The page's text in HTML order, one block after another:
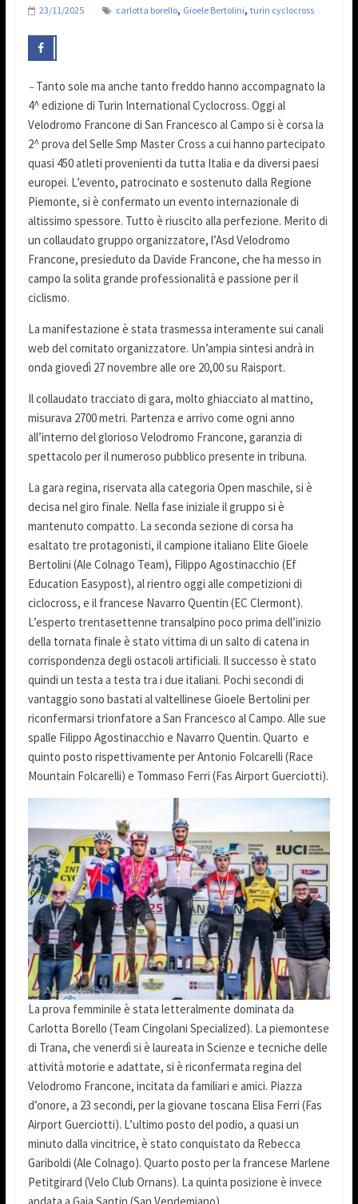
23/11/2025 carlotta borello, Gioele Bertolini, turin cyclocross
–Tanto sole ma anche tanto freddo hanno accompagnato la
4^ edizione di Turin International Cyclocross. Oggi al
Velodromo Francone di San Francesco al Campo si è corsa la
2^ prova del Selle Smp Master Cross a cui hanno partecipato
quasi 450 atleti provenienti da tutta Italia e da diversi paesi
europei. L’evento, patrocinato e sostenuto dalla Regione
Piemonte, si è confermato un evento internazionale di
altissimo spessore. Tutto è riuscito alla perfezione. Merito di
un collaudato gruppo organizzatore, l’Asd Velodromo
Francone, presieduto da Davide Francone, che ha messo in
campo la solita grande professionalità e passione per il
ciclismo.
La manifestazione è stata trasmessa interamente sui canali
web del comitato organizzatore. Un’ampia sintesi andrà in
onda giovedì 27 novembre alle ore 20,00 su Raisport.
Il collaudato tracciato di gara, molto ghiacciato al mattino,
misurava 2700 metri. Partenza e arrivo come ogni anno
all’interno del glorioso Velodromo Francone, garanzia di
spettacolo per il numeroso pubblico presente in tribuna.
La gara regina, riservata alla categoria Open maschile, si è
decisa nel giro finale. Nella fase iniziale il gruppo si è
mantenuto compatto. La seconda sezione di corsa ha
esaltato tre protagonisti, il campione italiano Elite Gioele
Bertolini (Ale Colnago Team), Filippo Agostinacchio (Ef
Education Easypost), al rientro oggi alle competizioni di
ciclocross, e il francese Navarro Quentin (EC Clermont).
L’esperto trentasettenne transalpino poco prima dell’inizio
della tornata finale è stato vittima di un salto di catena in
corrispondenza degli ostacoli artificiali. Il successo è stato
quindi un testa a testa tra i due italiani. Pochi secondi di
vantaggio sono bastati al valtellinese Gioele Bertolini per
riconfermarsi trionfatore a San Francesco al Campo. Alle sue
spalle Filippo Agostinacchio e Navarro Quentin. Quarto e
quinto posto rispettivamente per Antonio Folcarelli (Race
Mountain Folcarelli) e Tommaso Ferri (Fas Airport Guerciotti).
La prova femminile è stata letteralmente dominata da
Carlotta Borello (Team Cingolani Specialized). La piemontese
di Trana, che venerdì si è laureata in Scienze e tecniche delle
attività motorie e adattate, si è riconfermata regina del
Velodromo Francone, incitata da familiari e amici. Piazza
d’onore, a 23 secondi, per la giovane toscana Elisa Ferri (Fas
Airport Guerciotti). L’ultimo posto del podio, a quasi un
minuto dalla vincitrice, è stato conquistato da Rebecca
Gariboldi (Ale Colnago). Quarto posto per la francese Marlene
Petitgirard (Velo Club Ornans). La quinta posizione è invece